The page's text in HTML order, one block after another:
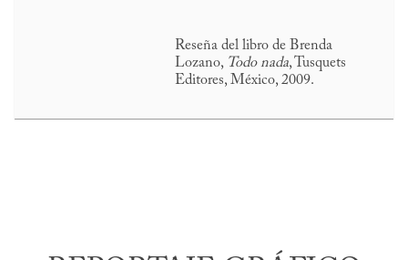
Reseña del libro de Brenda
Lozano, Todo nada, Tusquets
Editores, México, 2009.